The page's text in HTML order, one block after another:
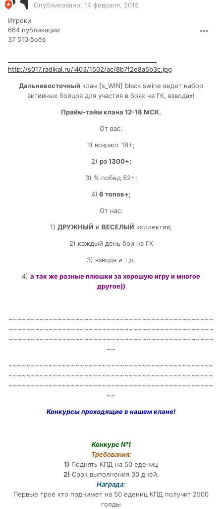
Опубликовано: 14 февраля, 2015
Игроки
664 публикации
37 510 боёв
http://s017.radikal.ru/i403/1502/ac/8b7f2e8a5b3c.jpg
Дальневосточный клан [s_WIN] black swine ведет набор
активных бойцов для участия в боях на ГК, взводах!
Прайм-тайм клана 12-18 МСК.
От вас:
1) возраст 18+;
2) рэ 1300+;
3) % побед 52+;
4) 6 топов+;
От нас:
1) ДРУЖНЫЙ и ВЕСЕЛЫЙ коллектив;
2) каждый день бои на ГК
3) взвода и т.д.
4) а так же разные плюшки за хорошую игру и многое
другое))
~~~~~~~~~~~~~~~~~~~~~~~~~~~~~~~~~~~~~~~~~~~~~~
~~~~~~~~~~~~~~~~~~~~~~~~~~~~~~~~~~~~~~~~~~~~~~
~~~~~~~~~~~~~~~~~~~~~~~~~~~~~~~~~~~~~~~~~~~~~~
~~
~~~~~~~~~~~~~~~~~~~~~~~~~~~~~~~~~~~~~~~~~~~~~~
~~~~~~~~~~~~~~~~~~~~~~~~~~~~~~~~~~~~~~~~~~~~~~
~~~~~~~~~~~~~~~~~~~~~~~~~~~~~~~~~~~~~~~~~~~~~~
~~
Конкурсы проходящие в нашем клане!
Конкурс №1
Требования:
1) Поднять КПД на 50 едениц
2) Срок выполнения 30 дней.
Награда:
Первые трое кто поднимет на 50 едениц КПД получит 2500
голды